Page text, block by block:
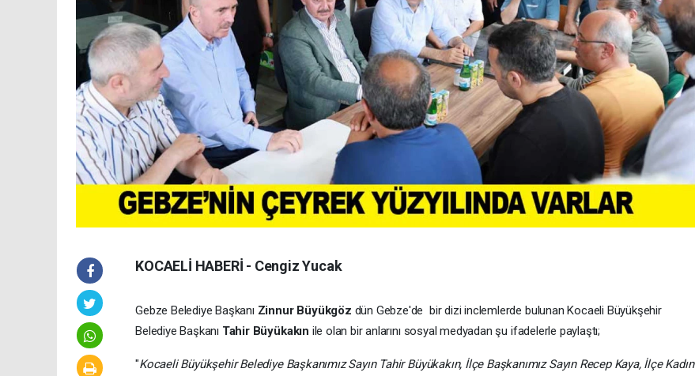
KOCAELİ HABERİ - Cengiz Yucak
Gebze Belediye Başkanı Zinnur Büyükgöz dün Gebze'de bir dizi inclemlerde bulunan Kocaeli Büyükşehir
Belediye Başkanı Tahir Büyükakın ile olan bir anlarını sosyal medyadan şu ifadelerle paylaştı;
"Kocaeli Büyükşehir Belediye Başkanımız Sayın Tahir Büyükakın, İlçe Başkanımız Sayın Recep Kaya, İlçe Kadın